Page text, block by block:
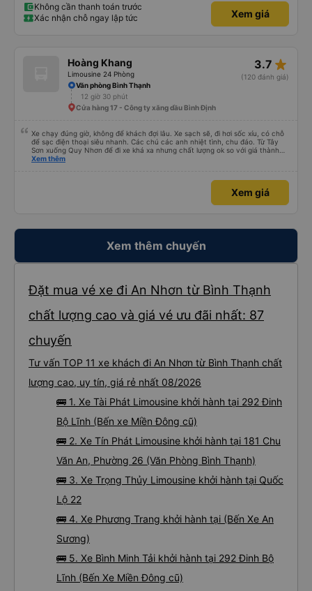
định ủng hộ tiếp nhà xe này. Chúc chủ xe làm ăn phát đạt mua thêm nhiều
xe chạy thêm nhiều khung giờ nữa và nâng cao tiêu chuẩn tuyến. Nếu xét
điểm trừ thì chỉ có thgian trả khách, team VXR set lệch với thực tế
Không cần thanh toán trước
Xác nhận chỗ ngay lập tức
Xem giá
Hoàng Khang
Limousine 24 Phòng
3.7 star_rate
(120 đánh giá)
Văn phòng Bình Thạnh
12 giờ 30 phút
Cửa hàng 17 - Công ty xăng dầu Bình Định
Xe chạy đúng giờ, không để khách đợi lâu. Xe sạch sẽ, đi hơi sốc xíu, có chỗ
để sạc điện thoại siêu nhanh. Các chú các anh nhiệt tình, chu đáo. Từ Tây
Sơn xuống Quy Nhơn để đi xe khá xa nhưng chất lượng ok so với giá thành
chung.
Xem thêm
Xem giá
Xem thêm chuyến
Đặt mua vé xe đi An Nhơn từ Bình Thạnh
chất lượng cao và giá vé ưu đãi nhất: 87
chuyến
Tư vấn TOP 11 xe khách đi An Nhơn từ Bình Thạnh chất
lượng cao, uy tín, giá rẻ nhất 08/2026
🚌 1. Xe Tài Phát Limousine khởi hành tại 292 Đinh
Bộ Lĩnh (Bến xe Miền Đông cũ)
🚌 2. Xe Tín Phát Limousine khởi hành tại 181 Chu
Văn An, Phường 26 (Văn Phòng Bình Thạnh)
🚌 3. Xe Trọng Thủy Limousine khởi hành tại Quốc
Lộ 22
🚌 4. Xe Phương Trang khởi hành tại (Bến Xe An
Sương)
🚌 5. Xe Bình Minh Tải khởi hành tại 292 Đinh Bộ
Lĩnh (Bến Xe Miền Đông cũ)